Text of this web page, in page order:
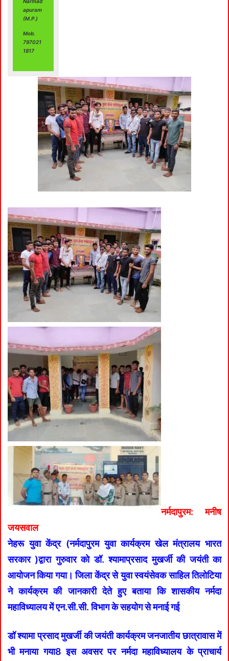
apuram
(M.P.)
Mob.
797021
1817
नर्मदापुरम: मनीष
जयसवाल
नेहरू युवा केंद्र (नर्मदापुरम युवा कार्यक्रम खेल मंत्रालय भारत
सरकार )द्वारा गुरुवार को डॉ. श्यामाप्रसाद मुखर्जी की जयंती का
आयोजन किया गया। जिला केंद्र से युवा स्वयंसेवक साहिल तिलोटिया
ने कार्यक्रम की जानकारी देते हुए बताया कि शासकीय नर्मदा
महाविध्यालय में एन.सी.सी. विभाग के सहयोग से मनाई गई
डॉ श्यामा प्रसाद मुखर्जी की जयंती कार्यक्रम जनजातीय छात्रावास में
भी मनाया गया8 इस अवसर पर नर्मदा महाविध्यालय के प्राचार्य